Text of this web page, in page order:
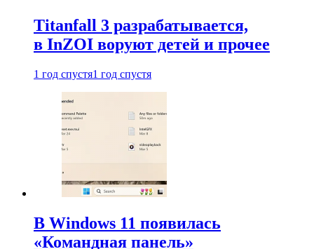
Titanfall 3 разрабатывается,
в InZOI воруют детей и прочее
1 год спустя1 год спустя
В Windows 11 появилась
«Командная панель»